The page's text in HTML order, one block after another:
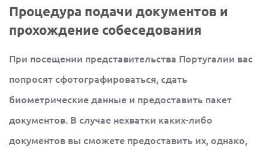
Процедура подачи документов и
прохождение собеседования
При посещении представительства Португалии вас
попросят сфотографироваться, сдать
биометрические данные и предоставить пакет
документов. В случае нехватки каких-либо
документов вы сможете предоставить их, однако,